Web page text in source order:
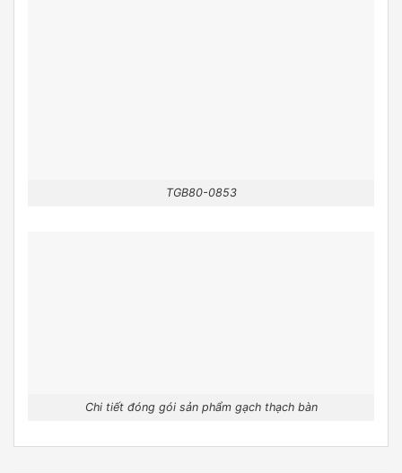
TGB80-0853
Chi tiết đóng gói sản phẩm gạch thạch bàn